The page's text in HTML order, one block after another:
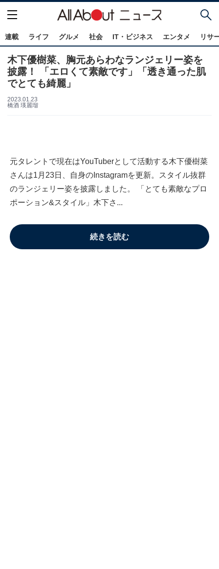
連載 ライフ グルメ 社会 IT・ビジネス エンタメ リサ
木下優樹菜、胸元あらわなランジェリー姿を
披露！ 「エロくて素敵です」「透き通った肌
でとても綺麗」
2023.01.23
橋酒 瑛麗瑠
元タレントで現在はYouTuberとして活動する木下優樹菜
さんは1月23日、自身のInstagramを更新。スタイル抜群
のランジェリー姿を披露しました。 「とても素敵なプロ
ポーション&スタイル」木下さ...
続きを読む